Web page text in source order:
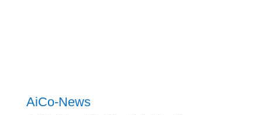
AiCo-News